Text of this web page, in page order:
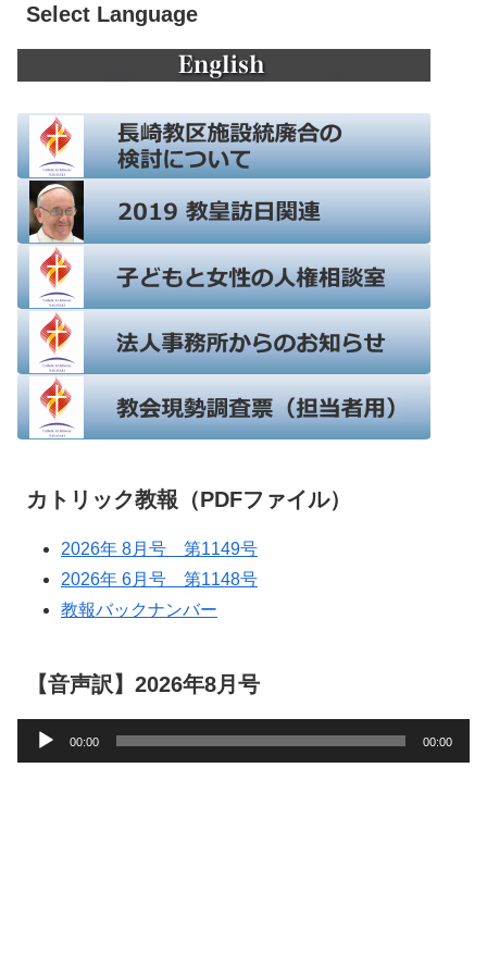
Select Language
カトリック教報（PDFファイル）
2026年 8月号 第1149号
2026年 6月号 第1148号
教報バックナンバー
【音声訳】2026年8月号
声
00:00 00:00